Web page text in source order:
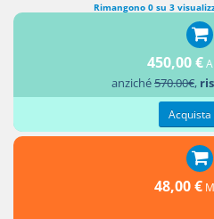
SEZIONE 2 Coerenza (MECCANISMO
Rimangono 0 su 3
450,00 €
anziché570.00€,
Acquista
48,00 €